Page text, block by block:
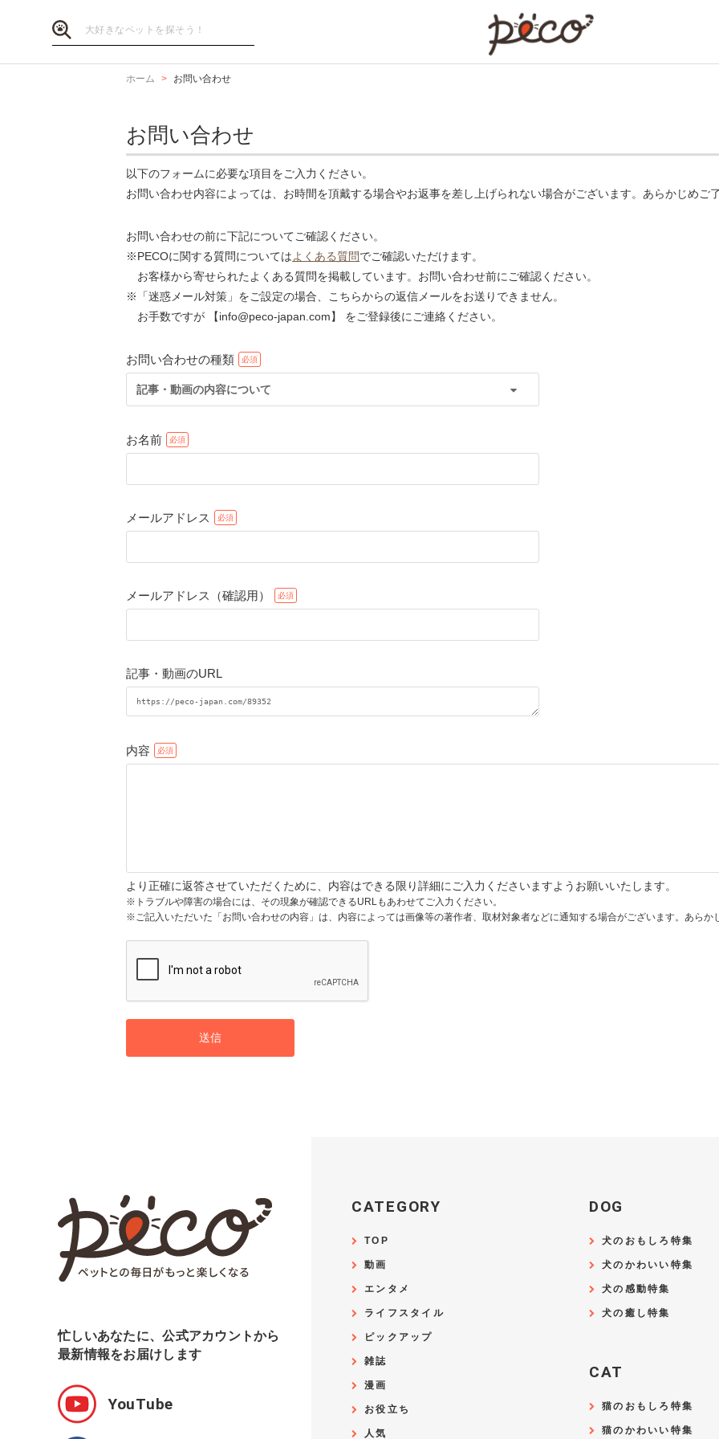
ホーム お問い合わせ
お問い合わせ
以下のフォームに必要な項目をご入力ください。
お問い合わせ内容によっては、お時間を頂戴する場合やお返事を差し上げられない場合がございます。あらかじめご
お問い合わせの前に下記についてご確認ください。
※PECOに関する質問についてはよくある質問でご確認いただけます。
お客様から寄せられたよくある質問を掲載しています。お問い合わせ前にご確認ください。
※「迷惑メール対策」をご設定の場合、こちらからの返信メールをお送りできません。
お手数ですが 【info@peco-japan.com】 をご登録後にご連絡ください。
お問い合わせの種類
記事・動画の内容について
お名前
メールアドレス
メールアドレス（確認用）
記事・動画のURL
内容
より正確に返答させていただくために、内容はできる限り詳細にご入力くださいますようお願いいたします。
※トラブルや障害の場合には、その現象が確認できるURLもあわせてご入力ください。
※ご記入いただいた「お問い合わせの内容」は、内容によっては画像等の著作者、取材対象者などに通知する場合がございます。あらか
送信
忙しいあなたに、公式アカウントから
最新情報をお届けします
YouTube
CATEGORY
TOP
動画
エンタメ
ライフスタイル
ピックアップ
雑誌
漫画
お役立ち
人気
DOG
犬のおもしろ特集
犬のかわいい特集
犬の感動特集
犬の癒し特集
CAT
猫のおもしろ特集
猫のかわいい特集